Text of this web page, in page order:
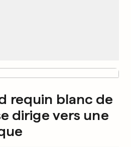
requin blanc de
dirige vers une